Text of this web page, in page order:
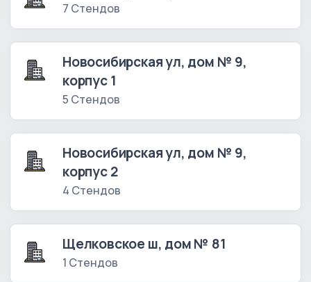
7 Стендов
Новосибирская ул, дом № 9,
корпус 1
5 Стендов
Новосибирская ул, дом № 9,
корпус 2
4 Стендов
Щелковское ш, дом № 81
1 Стендов